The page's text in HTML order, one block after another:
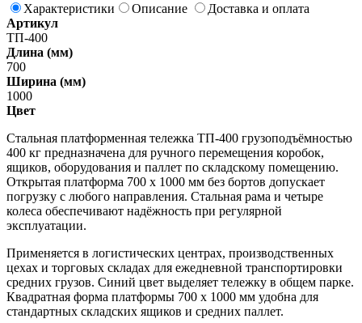
Характеристики
Описание
Доставка и оплата
Артикул
ТП-400
Длина (мм)
700
Ширина (мм)
1000
Цвет
Стальная платформенная тележка ТП-400 грузоподъёмностью
400 кг предназначена для ручного перемещения коробок,
ящиков, оборудования и паллет по складскому помещению.
Открытая платформа 700 х 1000 мм без бортов допускает
погрузку с любого направления. Стальная рама и четыре
колеса обеспечивают надёжность при регулярной
эксплуатации.
Применяется в логистических центрах, производственных
цехах и торговых складах для ежедневной транспортировки
средних грузов. Синий цвет выделяет тележку в общем парке.
Квадратная форма платформы 700 х 1000 мм удобна для
стандартных складских ящиков и средних паллет.